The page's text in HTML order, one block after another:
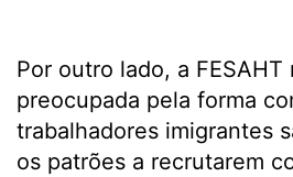
Por outro lado, a FESAHT
preocupada pela forma
trabalhadores imigrantes
os patrões a recrutarem